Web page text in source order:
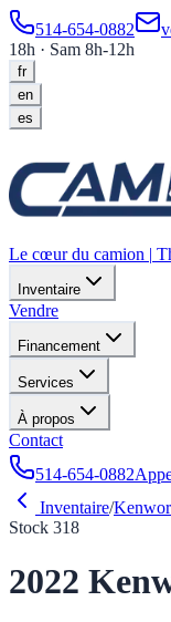
514-654-0882
18h · Sam 8h-12h
fr
en
es
Le cœur du camion |
Inventaire
Vendre
Financement
Services
À propos
Contact
514-654-0882
Inventaire/
Stock 318
2022